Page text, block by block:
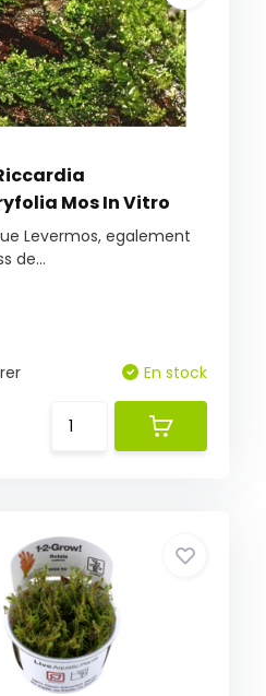
Mos In Vitro
Levermos, egalement
de...
En stock